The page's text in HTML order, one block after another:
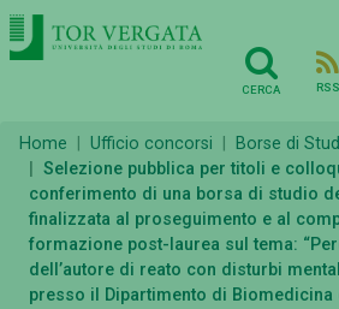
CERCA RSS
Home Ufficio concorsi
Borse di
Selezione pubblica per titoli e
conferimento di una borsa di studio
finalizzata al proseguimento e al
formazione post-laurea sul tema:
dell’autore di reato con disturbi
presso il Dipartimento di Biomedicina